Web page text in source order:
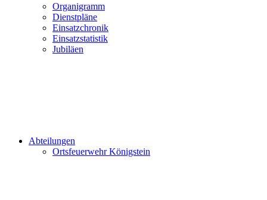
Organigramm
Dienstpläne
Einsatzchronik
Einsatzstatistik
Jubiläen
Abteilungen
Ortsfeuerwehr Königstein